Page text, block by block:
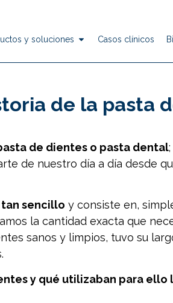
y soluciones Casos clínicos
de la pasta
de dientes o pasta dental
de nuestro día a día desde
tan sencillo y consiste en,
la cantidad exacta que
sanos y limpios, tuvo su
y qué utilizaban para ello